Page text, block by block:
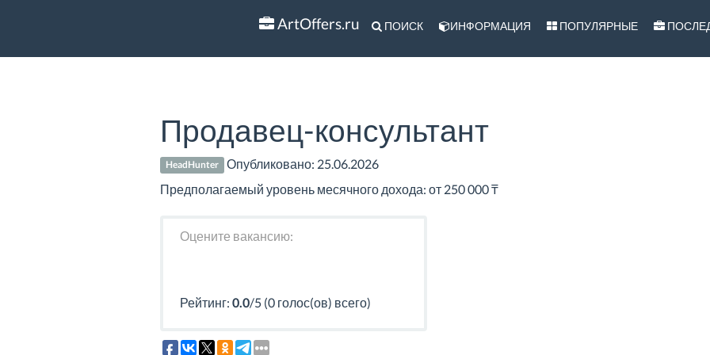
ArtOffers.ru ПОИСК ИНФОРМАЦИЯ ПОПУЛЯРНЫЕ
Продавец-консультант
HeadHunter Опубликовано: 25.06.2026
Предполагаемый уровень месячного дохода: от 250 000 ₸
Оцените вакансию:
Рейтинг: 0.0/5 (0 голос(ов) всего)